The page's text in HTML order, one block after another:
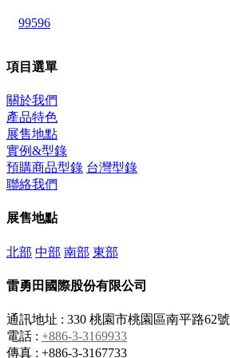
99596
項目選單
關於我們
產品特色
展售地點
實例&型錄
預購商品型錄 台灣型錄
聯絡我們
展售地點
北部 中部 南部 東部
雷勇田國際股份有限公司
通訊地址 : 330 桃園市桃園區南平路62號
電話 : +886-3-3169933
傳真 : +886-3-3167733